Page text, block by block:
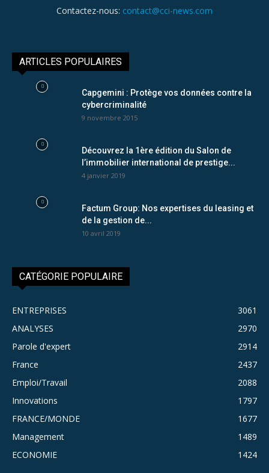
Contactez-nous: contact@cci-news.com
ARTICLES POPULAIRES
Capgemini : Protège vos données contre la
cybercriminalité
9 novembre 2015
Découvrez la 1ère édition du Salon de
l’immobilier international de prestige...
4 janvier 2019
Factum Group: Nos expertises du leasing et
de la gestion de...
10 avril 2019
CATÉGORIE POPULAIRE
ENTREPRISES
3061
ANALYSES
2970
Parole d'expert
2914
France
2437
Emploi/Travail
2088
Innovations
1797
FRANCE/MONDE
1677
Management
1489
ECONOMIE
1424